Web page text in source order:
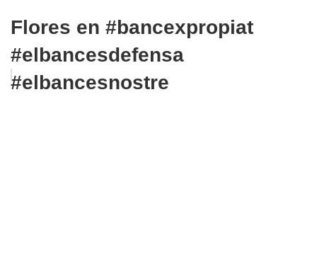
Flores en #bancexpropiat
#elbancesdefensa
#elbancesnostre